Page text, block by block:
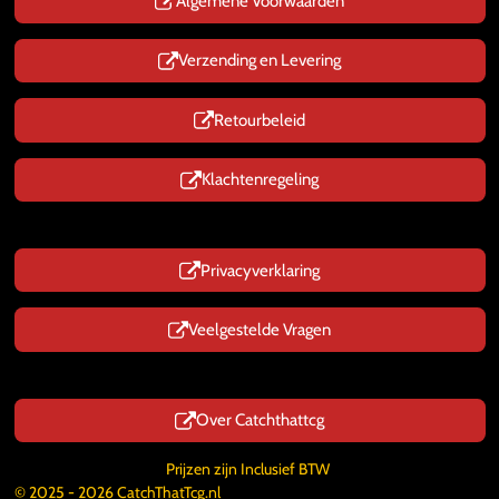
Verzending en Levering
Retourbeleid
Klachtenregeling
Privacyverklaring
Veelgestelde Vragen
Over Catchthattcg
Prijzen zijn Inclusief BTW
© 2025 - 2026 CatchThatTcg.nl